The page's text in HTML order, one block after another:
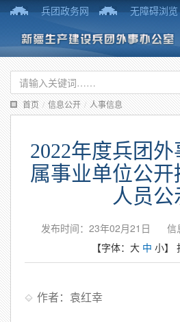
兵团政务网 无障碍浏览
首页 / 信息公开 / 人事信息
2022年度兵团
属事业单位公开
人员公
发布时间：23年02月21日 信
【字体： 大 中 小】
作者：袁红幸